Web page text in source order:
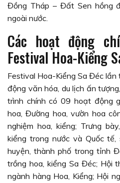
Đồng Tháp – Đất Sen hồng
ngoài nước.
Các hoạt động
Festival Hoa-Kiểng
Festival Hoa-Kiểng Sa Đéc
động văn hóa, du lịch ấn
trình chính có 09 hoạt động
hoa, Đường hoa, vườn hoa
nghiệm hoa, kiểng; Trưng
kiểng trong nước và Quốc
huyện, thành phố trong tỉnh
trồng hoa, kiểng Sa Đéc; Hội
ngành hàng Hoa, Kiểng; Hội